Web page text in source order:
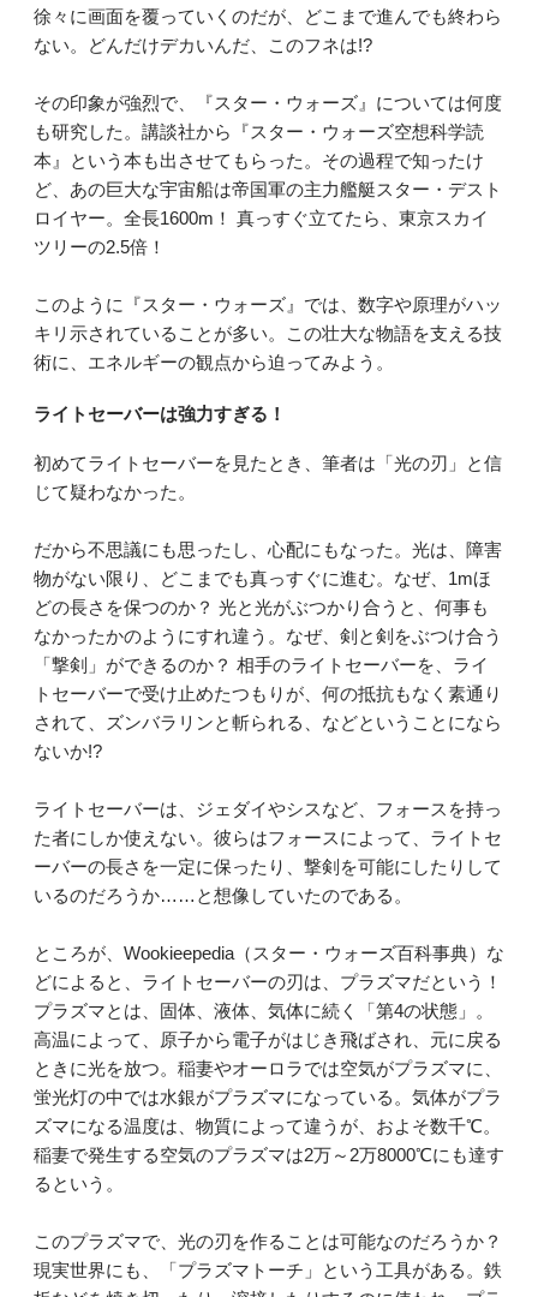
徐々に画面を覆っていくのだが、どこまで進んでも終わら
ない。どんだけデカいんだ、このフネは!?
その印象が強烈で、『スター・ウォーズ』については何度
も研究した。講談社から『スター・ウォーズ空想科学読
本』という本も出させてもらった。その過程で知ったけ
ど、あの巨大な宇宙船は帝国軍の主力艦艇スター・デスト
ロイヤー。全長1600m！ 真っすぐ立てたら、東京スカイ
ツリーの2.5倍！
このように『スター・ウォーズ』では、数字や原理がハッ
キリ示されていることが多い。この壮大な物語を支える技
術に、エネルギーの観点から迫ってみよう。
ライトセーバーは強力すぎる！
初めてライトセーバーを見たとき、筆者は「光の刃」と信
じて疑わなかった。
だから不思議にも思ったし、心配にもなった。光は、障害
物がない限り、どこまでも真っすぐに進む。なぜ、1mほ
どの長さを保つのか？ 光と光がぶつかり合うと、何事も
なかったかのようにすれ違う。なぜ、剣と剣をぶつけ合う
「撃剣」ができるのか？ 相手のライトセーバーを、ライ
トセーバーで受け止めたつもりが、何の抵抗もなく素通り
されて、ズンバラリンと斬られる、などということになら
ないか!?
ライトセーバーは、ジェダイやシスなど、フォースを持っ
た者にしか使えない。彼らはフォースによって、ライトセ
ーバーの長さを一定に保ったり、撃剣を可能にしたりして
いるのだろうか……と想像していたのである。
ところが、Wookieepedia（スター・ウォーズ百科事典）な
どによると、ライトセーバーの刃は、プラズマだという！
プラズマとは、固体、液体、気体に続く「第4の状態」。
高温によって、原子から電子がはじき飛ばされ、元に戻る
ときに光を放つ。稲妻やオーロラでは空気がプラズマに、
蛍光灯の中では水銀がプラズマになっている。気体がプラ
ズマになる温度は、物質によって違うが、およそ数千℃。
稲妻で発生する空気のプラズマは2万～2万8000℃にも達す
るという。
このプラズマで、光の刃を作ることは可能なのだろうか？
現実世界にも、「プラズマトーチ」という工具がある。鉄